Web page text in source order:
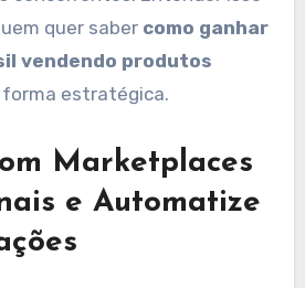
quer saber como ganhar
vendendo produtos
forma estratégica.
Marketplaces
e Automatize